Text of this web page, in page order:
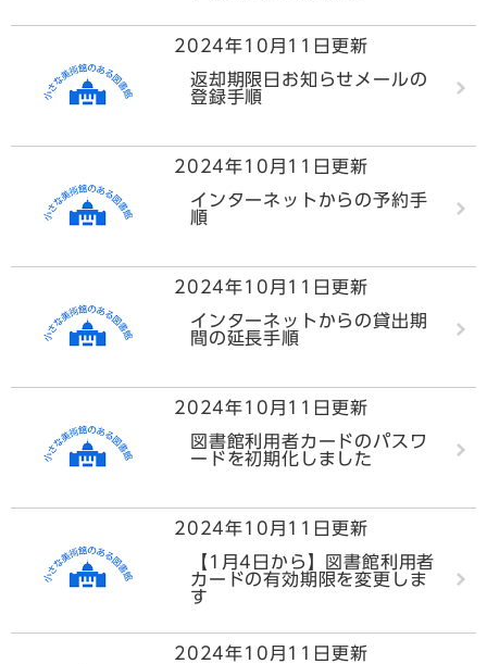
2024年10月11日更新
返却期限日お知らせメールの
登録手順
2024年10月11日更新
インターネットからの予約手
順
2024年10月11日更新
インターネットからの貸出期
間の延長手順
2024年10月11日更新
図書館利用者カードのパスワ
ードを初期化しました
2024年10月11日更新
【1月4日から】図書館利用者
カードの有効期限を変更しま
す
2024年10月11日更新